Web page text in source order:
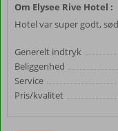
Om Elysee Rive Hotel :
Hotel var super godt,
Generelt indtryk
Beliggenhed
Service
Pris/kvalitet